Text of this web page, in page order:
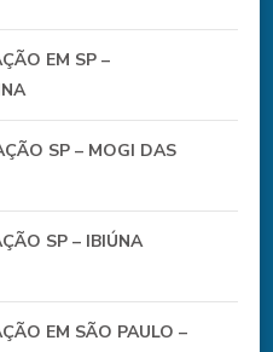
EM SP –
SP – MOGI DAS
SP – IBIÚNA
EM SÃO PAULO –